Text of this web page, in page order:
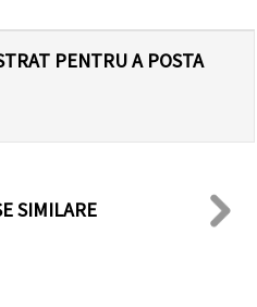
PENTRU A POSTA
SIMILARE